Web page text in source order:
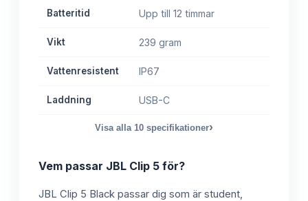
Batteritid Upp till 12 timmar
Vikt 239 gram
Vattenresistent IP67
Laddning USB-C
Visa alla 10 specifikationer›
Vem passar JBL Clip 5 för?
JBL Clip 5 Black passar dig som är student,